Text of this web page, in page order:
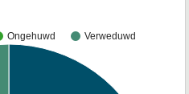
Ongehuwd Verweduwd